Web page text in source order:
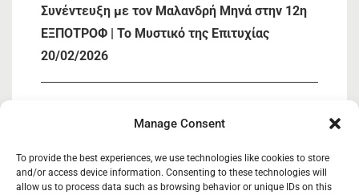
Manage Consent
To provide the best experiences, we use technologies like cookies to store
and/or access device information. Consenting to these technologies will
allow us to process data such as browsing behavior or unique IDs on this
Συνέντευξη με τον Μαλανδρή Μηνά στην 12η
ΕΞΠΟΤΡΟΦ | Το Μυστικό της Επιτυχίας
20/02/2026
05/02/2026